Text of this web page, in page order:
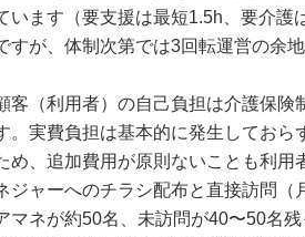
います（要支援は最短1.5h、要介護
すが、体制次第では3回転運営の余地
客（利用者）の自己負担は介護保
。実費負担は基本的に発生しておら
め、追加費用が原則ないことも利用
ジャーへのチラシ配布と直接訪問（
マネが約50名、未訪問が40〜50名